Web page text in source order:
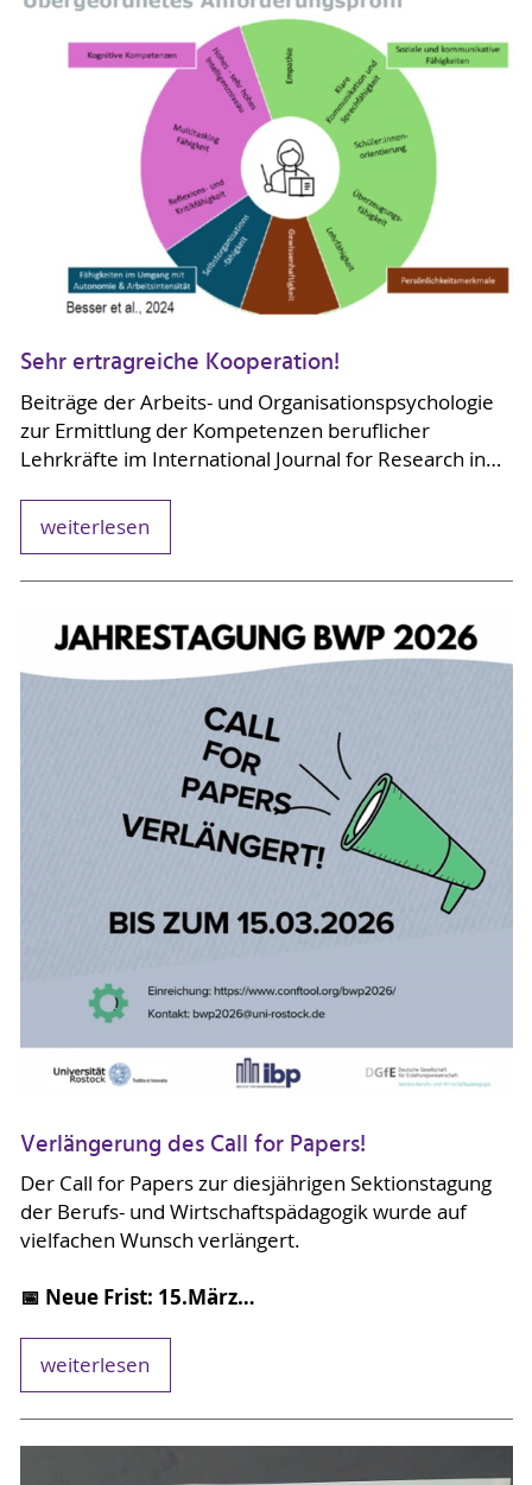
Sehr ertragreiche Kooperation!
Beiträge der Arbeits- und Organisationspsychologie
zur Ermittlung der Kompetenzen beruflicher
Lehrkräfte im International Journal for Research in…
weiterlesen
Verlängerung des Call for Papers!
Der Call for Papers zur diesjährigen Sektionstagung
der Berufs- und Wirtschaftspädagogik wurde auf
vielfachen Wunsch verlängert.
📅 Neue Frist: 15.März…
weiterlesen